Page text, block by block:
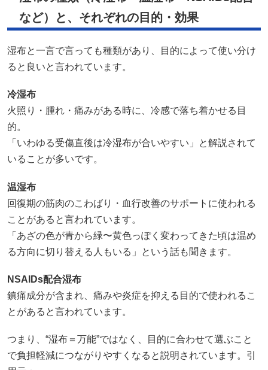
など）と、それぞれの目的・効果
湿布と一言で言っても種類があり、目的によって使い分け
ると良いと言われています。
冷湿布
火照り・腫れ・痛みがある時に、冷感で落ち着かせる目
的。
「いわゆる受傷直後は冷湿布が合いやすい」と解説されて
いることが多いです。
温湿布
回復期の筋肉のこわばり・血行改善のサポートに使われる
ことがあると言われています。
「あざの色が青から緑〜黄色っぽく変わってきた頃は温め
る方向に切り替える人もいる」という話も聞きます。
NSAIDs配合湿布
鎮痛成分が含まれ、痛みや炎症を抑える目的で使われるこ
とがあると言われています。
つまり、“湿布＝万能”ではなく、目的に合わせて選ぶこと
で負担軽減につながりやすくなると説明されています。引